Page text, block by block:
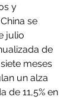
y
se
julio
de
meses
un alza
de 11,5% en